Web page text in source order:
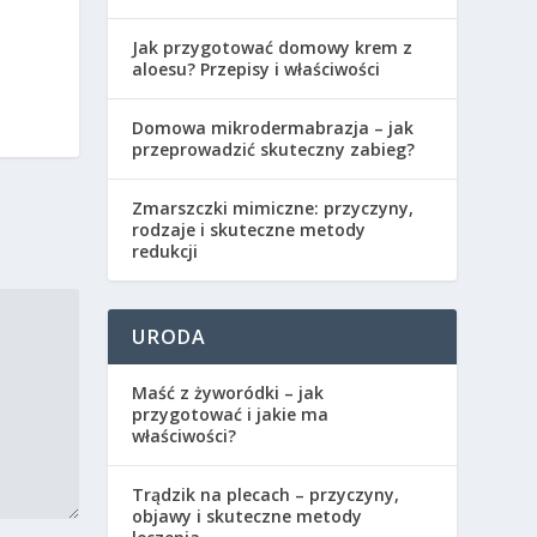
Jak przygotować domowy krem z
aloesu? Przepisy i właściwości
Domowa mikrodermabrazja – jak
przeprowadzić skuteczny zabieg?
Zmarszczki mimiczne: przyczyny,
rodzaje i skuteczne metody
redukcji
URODA
Maść z żyworódki – jak
przygotować i jakie ma
właściwości?
Trądzik na plecach – przyczyny,
objawy i skuteczne metody